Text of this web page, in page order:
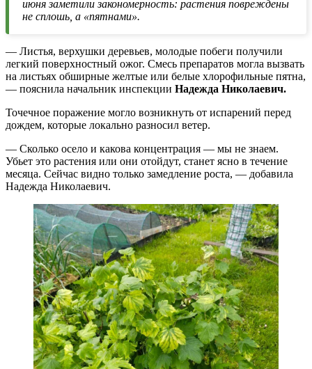
июня заметили закономерность: растения повреждены
не сплошь, а «пятнами».
— Листья, верхушки деревьев, молодые побеги получили
легкий поверхностный ожог. Смесь препаратов могла вызвать
на листьях обширные желтые или белые хлорофильные пятна,
— пояснила начальник инспекции Надежда Николаевич.
Точечное поражение могло возникнуть от испарений перед
дождем, которые локально разносил ветер.
— Сколько осело и какова концентрация — мы не знаем.
Убьет это растения или они отойдут, станет ясно в течение
месяца. Сейчас видно только замедление роста, — добавила
Надежда Николаевич.